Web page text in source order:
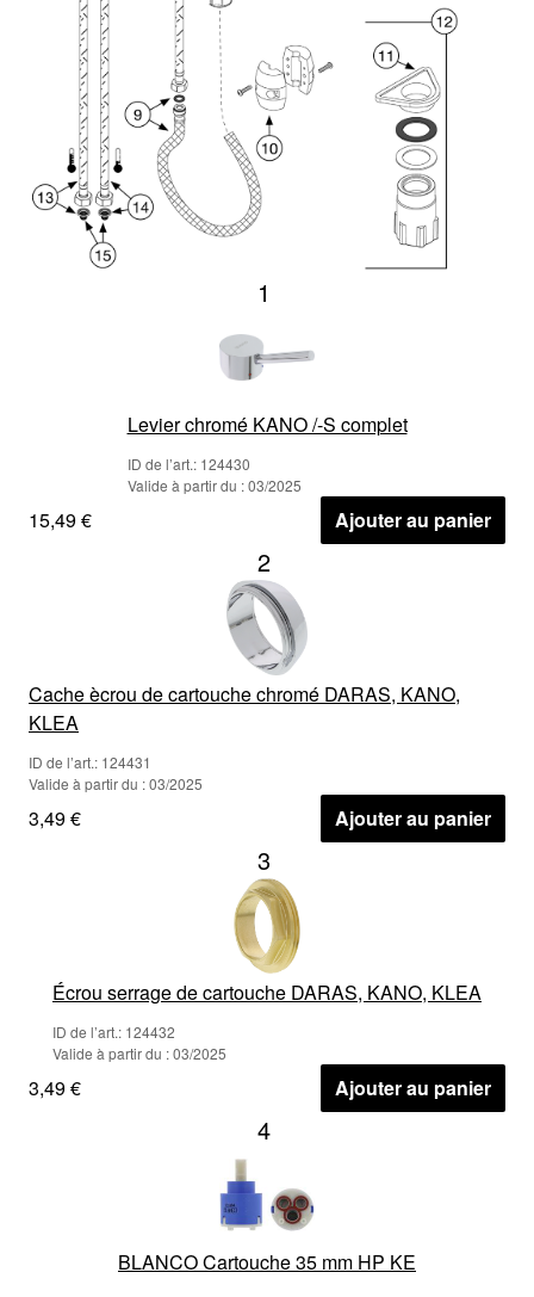
1
Levier chromé KANO /-S complet
ID de l’art.: 124430
Valide à partir du : 03/2025
15,49 € Ajouter au panier
2
Cache ècrou de cartouche chromé DARAS, KANO,
KLEA
ID de l’art.: 124431
Valide à partir du : 03/2025
3,49 € Ajouter au panier
3
Écrou serrage de cartouche DARAS, KANO, KLEA
ID de l’art.: 124432
Valide à partir du : 03/2025
3,49 € Ajouter au panier
4
BLANCO Cartouche 35 mm HP KE